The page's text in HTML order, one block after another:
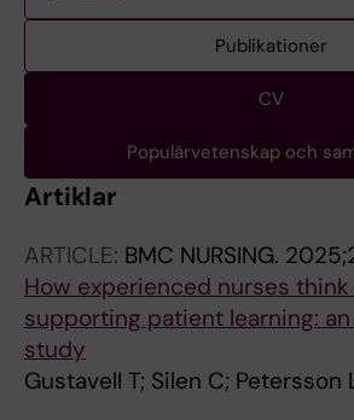
Publikationer
CV
Populärvetenskap och
Artiklar
ARTICLE: BMC NURSING.
How experienced nurses
supporting patient learning:
study
Gustavell T; Silen C; Petersson